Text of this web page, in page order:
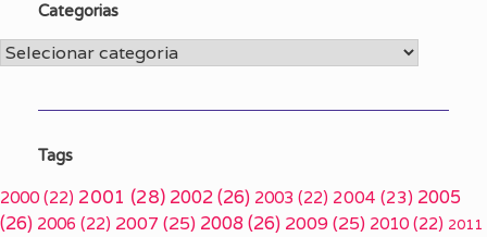
Categorias
Categorias
Tags
2000 (22) 2001 (28) 2002(26) 2003 (22) 2004 (23) 2005
(26) 2006 (22) 2007 (25) 2008(26) 2009(25) 2010 (22) 2011